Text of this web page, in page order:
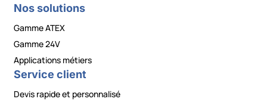
Nos solutions
Gamme ATEX
Gamme 24V
Applications métiers
Service client
Devis rapide et personnalisé